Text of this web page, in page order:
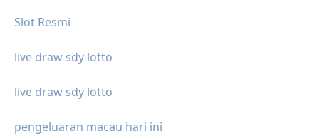
Slot Resmi
live draw sdy lotto
live draw sdy lotto
pengeluaran macau hari ini